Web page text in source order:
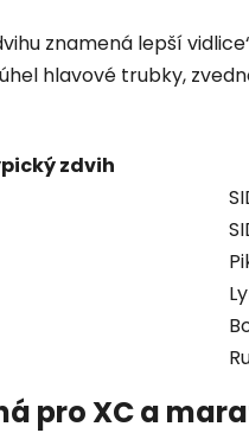
znamená lepší
hlavové trubky,
zdvih
pro XC a